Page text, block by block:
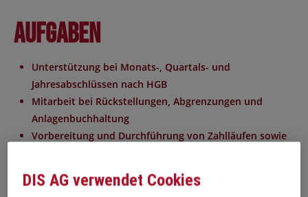
Aufgaben
Unterstützung bei Monats-, Quartals- und
Jahresabschlüssen nach HGB
Mitarbeit bei Rückstellungen, Abgrenzungen und
Anlagenbuchhaltung
Vorbereitung und Durchführung von Zahlläufen sowie
Erstellung von Auswertungen, Reports und Statistiken
für die Geschäftsleitung
DIS AG verwendet Cookies